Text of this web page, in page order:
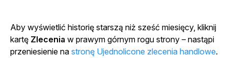
Aby wyświetlić historię starszą niż sześć miesięcy, kliknij
kartę Zlecenia w prawym górnym rogu strony – nastąpi
przeniesienie na stronę Ujednolicone zlecenia handlowe.